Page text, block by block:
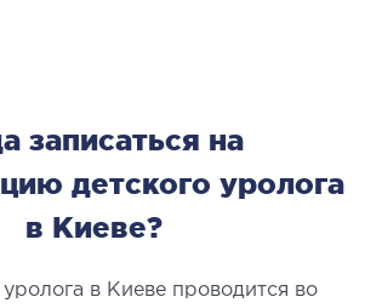
записаться на
детского уролога
в Киеве?
уролога в Киеве проводится во